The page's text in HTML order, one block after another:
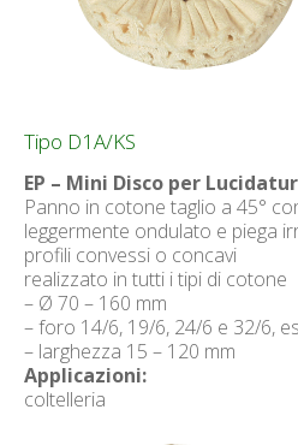
Tipo D1A/KS
EP – Mini Disco per
Panno in cotone taglio a 45°
leggermente ondulato e piega
profili convessi o concavi
realizzato in tutti i tipi di cotone
– Ø 70 – 160 mm
– foro 14/6, 19/6, 24/6 e 32/6,
– larghezza 15 – 120 mm
Applicazioni:
coltelleria